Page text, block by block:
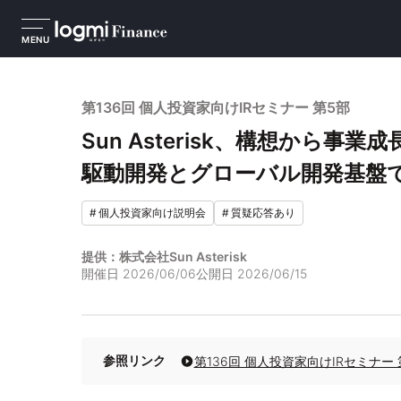
MENU
第136回 個人投資家向けIRセミナー 第5部
Sun Asterisk、構想から事業
駆動開発とグローバル開発基盤
#個人投資家向け説明会 #質疑応答あり
提供：株式会社Sun Asterisk
開催日 2026/06/06公開日 2026/06/15
参照リンク 第136回 個人投資家向けIRセミナー